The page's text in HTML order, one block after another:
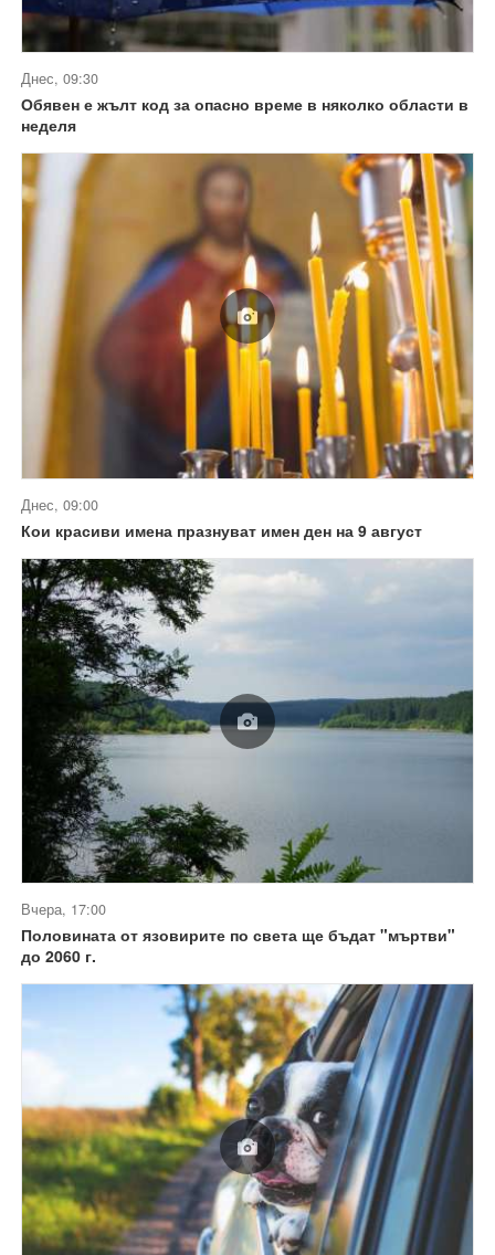
Днес, 09:30
Обявен е жълт код за опасно време в няколко области в
неделя
Днес, 09:00
Кои красиви имена празнуват имен ден на 9 август
Вчера, 17:00
Половината от язовирите по света ще бъдат "мъртви"
до 2060 г.